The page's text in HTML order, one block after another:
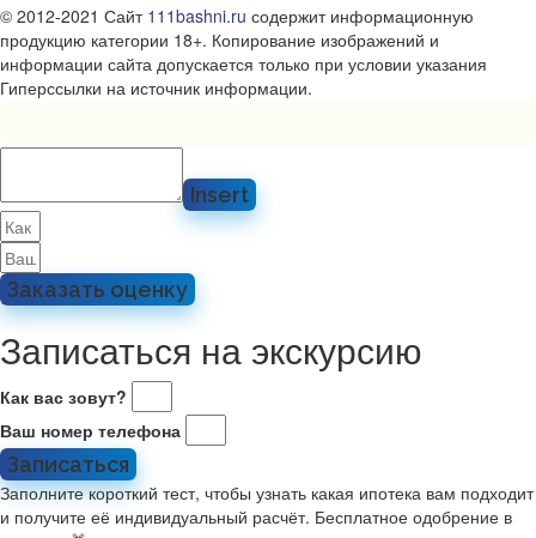
© 2012-2021 Сайт 111bashni.ru содержит информационную
продукцию категории 18+. Копирование изображений и
информации сайта допускается только при условии указания
Гиперссылки на источник информации.
Insert
Заказать оценку
Записаться на экскурсию
Как вас зовут?
Ваш номер телефона
Записаться
Заполните короткий тест, чтобы узнать какая ипотека вам подходит
и получите её индивидуальный расчёт. Бесплатное одобрение в